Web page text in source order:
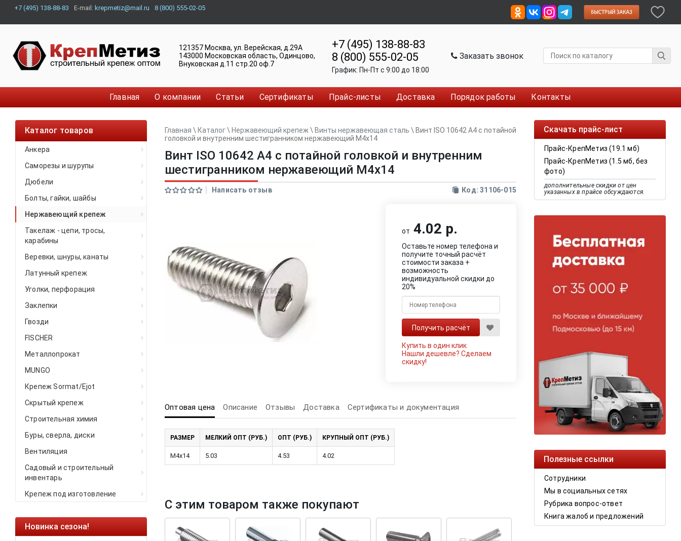
+7 (495) 138-88-83 E-mail: krepmetiz@mail.ru 8 (800) 555-02-05
121357 Москва, ул. Верейская, д.29А
143000 Московская область, Одинцово,
Внуковская д.11 стр.20 оф.7
+7 (495) 138-88-83
8 (800) 555-02-05
График: Пн-Пт c 9:00 до 18:00
Заказать звонок
Главная О компании Статьи Сертификаты Прайс-листы Доставка Порядок работы Контакты
Каталог товаров
Анкера
Саморезы и шурупы
Дюбели
Болты, гайки, шайбы
Нержавеющий крепеж
Такелаж - цепи, тросы,
карабины
Веревки, шнуры, канаты
Латунный крепеж
Уголки, перфорация
Заклепки
Гвозди
FISCHER
Металлопрокат
MUNGO
Крепеж Sormat/Ejot
Скрытый крепеж
Строительная химия
Буры, сверла, диски
Вентиляция
Садовый и строительный
инвентарь
Крепеж под изготовление
Новинка сезона! Ликвидация остатков! Cкрытый крепеж
Скачать прайс-лист
Прайс-КрепМетиз (19.1 мб)
Прайс-КрепМетиз (1.5 мб, без
фото)
дополнительные скидки от цен
указанных в прайсе обсуждаются.
Полезные ссылки
Сотрудники
Мы в социальных сетях
Рубрика вопрос-ответ
Книга жалоб и предложений
Главная \ Каталог\ Нержавеющий крепеж \ Винты нержавеющая сталь \ Винт ISO 10642 A4 с потайной
головкой и внутренним шестигранником нержавеющий M4x14
Винт ISO 10642 A4 с потайной головкой и внутренним
шестигранником нержавеющий M4x14
Написать отзыв Код: 31106-015
от 4.02 р.
Оставьте номер телефона и
получите точный расчёт
стоимости заказа +
возможность
индивидуальной скидки до
20%
Купить в один клик
Нашли дешевле?Сделаем
скидку!
Оптовая цена Описание Отзывы Доставка Сертификаты и документация
РАЗМЕР МЕЛКИЙ ОПТ (РУБ.) ОПТ (РУБ.) КРУПНЫЙ ОПТ (РУБ.)
M4x14 5.03 4.53 4.02
С этим товаром также покупают